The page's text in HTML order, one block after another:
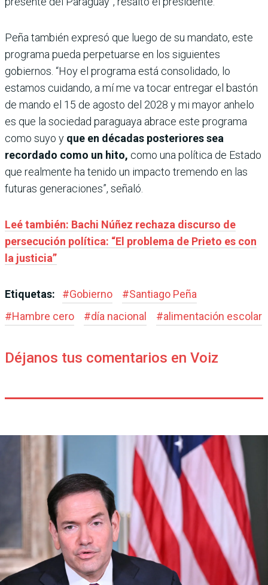
Peña también expresó que luego de su mandato, este
programa pueda perpetuarse en los siguientes
gobiernos. “Hoy el programa está consolidado, lo
estamos cuidando, a mí me va tocar entregar el bastón
de mando el 15 de agosto del 2028 y mi mayor anhelo
es que la sociedad paraguaya abrace este programa
como suyo y que en décadas posteriores sea
recordado como un hito, como una política de Estado
que realmente ha tenido un impacto tremendo en las
futuras generaciones”, señaló.
Leé también: Bachi Núñez rechaza discurso de
persecución política: “El problema de Prieto es con
la justicia”
Etiquetas: #Gobierno #Santiago Peña
#Hambre cero #día nacional #alimentación escolar
Déjanos tus comentarios en Voiz